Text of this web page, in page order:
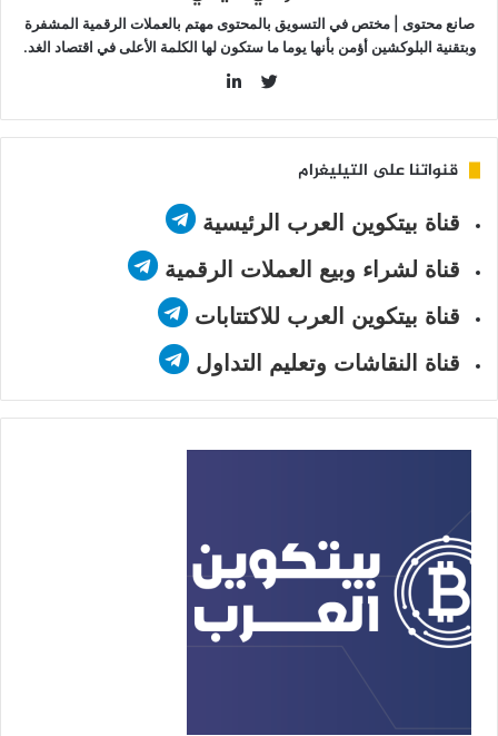
صانع محتوى | مختص في التسويق بالمحتوى مهتم بالعملات الرقمية المشفرة
وبتقنية البلوكشين أؤمن بأنها يوما ما ستكون لها الكلمة الأعلى في اقتصاد الغد.
قنواتنا على التيليغرام
قناة بيتكوين العرب الرئيسية
قناة لشراء وبيع العملات الرقمية
قناة بيتكوين العرب للاكتتابات
قناة النقاشات وتعليم التداول